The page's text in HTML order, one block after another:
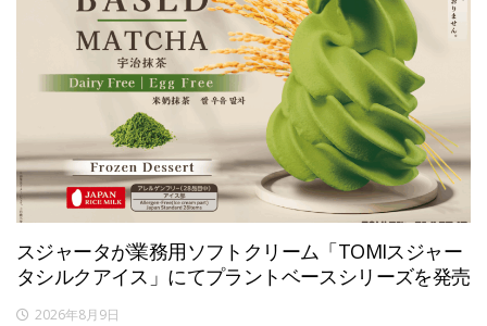
スジャータが業務用ソフトクリーム「TOMIスジャー
タシルクアイス」にてプラントベースシリーズを発売
2026年8月9日